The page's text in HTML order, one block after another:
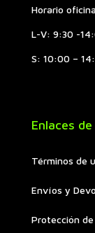
Horario
L-V: 9:30 -
S: 10:00 –
Enlaces
Términos de
Envíos y
Protección